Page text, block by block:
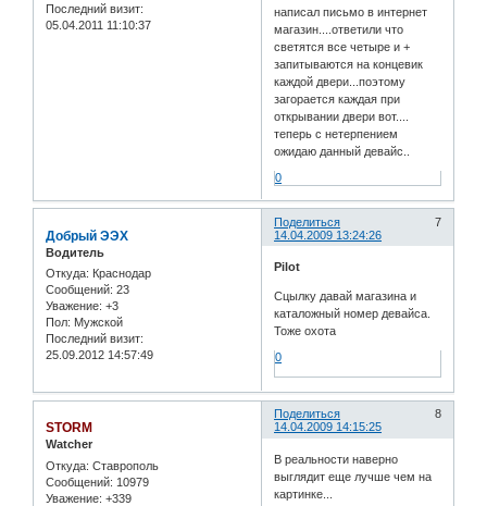
Последний визит:
05.04.2011 11:10:37
написал письмо в интернет
магазин....ответили что
светятся все четыре и +
запитываются на концевик
каждой двери...поэтому
загорается каждая при
открывании двери вот....
теперь с нетерпением
ожидаю данный девайс..
0
Поделиться
7
14.04.2009 13:24:26
Добрый ЭЭХ
Водитель
Откуда: Краснодар
Сообщений: 23
Уважение: +3
Пол: Мужской
Последний визит:
25.09.2012 14:57:49
Pilot
Сцылку давай магазина и
каталожный номер девайса.
Тоже охота
0
Поделиться
8
14.04.2009 14:15:25
STORM
Watcher
Откуда: Ставрополь
Сообщений: 10979
Уважение: +339
В реальности наверно
выглядит еще лучше чем на
картинке...